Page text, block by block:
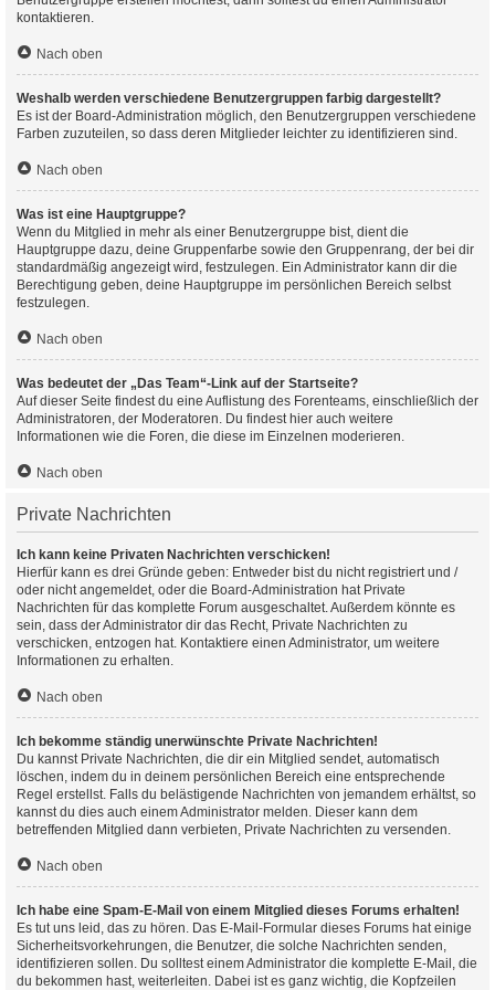
kontaktieren.
Nach oben
Weshalb werden verschiedene Benutzergruppen farbig dargestellt?
Es ist der Board-Administration möglich, den Benutzergruppen verschiedene
Farben zuzuteilen, so dass deren Mitglieder leichter zu identifizieren sind.
Nach oben
Was ist eine Hauptgruppe?
Wenn du Mitglied in mehr als einer Benutzergruppe bist, dient die
Hauptgruppe dazu, deine Gruppenfarbe sowie den Gruppenrang, der bei dir
standardmäßig angezeigt wird, festzulegen. Ein Administrator kann dir die
Berechtigung geben, deine Hauptgruppe im persönlichen Bereich selbst
festzulegen.
Nach oben
Was bedeutet der „Das Team“-Link auf der Startseite?
Auf dieser Seite findest du eine Auflistung des Forenteams, einschließlich der
Administratoren, der Moderatoren. Du findest hier auch weitere
Informationen wie die Foren, die diese im Einzelnen moderieren.
Nach oben
Private Nachrichten
Ich kann keine Privaten Nachrichten verschicken!
Hierfür kann es drei Gründe geben: Entweder bist du nicht registriert und /
oder nicht angemeldet, oder die Board-Administration hat Private
Nachrichten für das komplette Forum ausgeschaltet. Außerdem könnte es
sein, dass der Administrator dir das Recht, Private Nachrichten zu
verschicken, entzogen hat. Kontaktiere einen Administrator, um weitere
Informationen zu erhalten.
Nach oben
Ich bekomme ständig unerwünschte Private Nachrichten!
Du kannst Private Nachrichten, die dir ein Mitglied sendet, automatisch
löschen, indem du in deinem persönlichen Bereich eine entsprechende
Regel erstellst. Falls du belästigende Nachrichten von jemandem erhältst, so
kannst du dies auch einem Administrator melden. Dieser kann dem
betreffenden Mitglied dann verbieten, Private Nachrichten zu versenden.
Nach oben
Ich habe eine Spam-E-Mail von einem Mitglied dieses Forums erhalten!
Es tut uns leid, das zu hören. Das E-Mail-Formular dieses Forums hat einige
Sicherheitsvorkehrungen, die Benutzer, die solche Nachrichten senden,
identifizieren sollen. Du solltest einem Administrator die komplette E-Mail, die
du bekommen hast, weiterleiten. Dabei ist es ganz wichtig, die Kopfzeilen